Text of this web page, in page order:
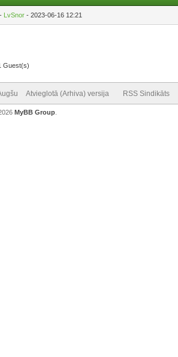
- LvSnor - 2023-06-16 12:21
Guest(s)
Atvieglotā (Arhiva) versija RSS Sindikāts
MyBB Group